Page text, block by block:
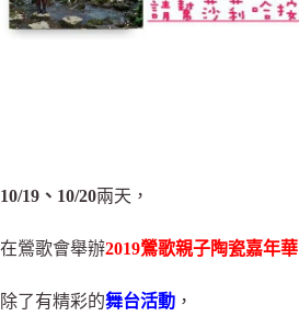
10/19、10/20兩天，
在鶯歌會舉辦2019鶯歌親子陶瓷嘉年華
除了有精彩的舞台活動 ，